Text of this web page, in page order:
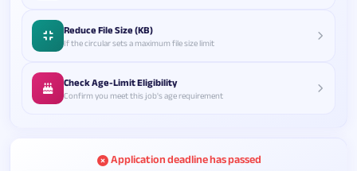
Reduce File Size (KB)
If the circular sets a maximum file size limit
Check Age-Limit Eligibility
Confirm you meet this job's age requirement
Application deadline has passed